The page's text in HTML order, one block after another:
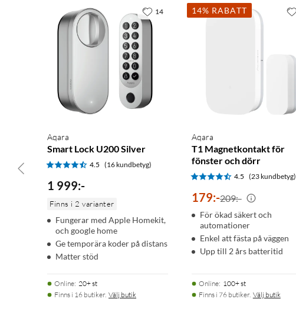
Aqara
Smart Lock U200 Silver
4.5 (16 kundbetyg)
1 999:-
Finns i 2 varianter
Fungerar med Apple Homekit,
och google home
Ge temporära koder på distans
Matter stöd
Online: 20+ st
Finns i 16 butiker. Välj butik
14 14% RABATT
Aqara
T1 Magnetkontakt för
fönster och dörr
4.5 (23 kundbetyg)
179:-209:-
För ökad säkert och
automationer
Enkel att fästa på väggen
Upp till 2 års batteritid
Online: 100+ st
Finns i 76 butiker. Välj butik